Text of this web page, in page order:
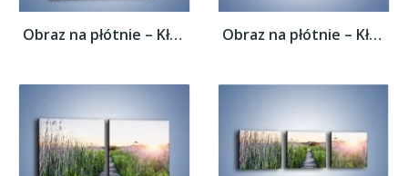
Obraz na płótnie – Kładka wśród mokradeł –... Obraz na płótnie – Kładka wśród mokradeł –...